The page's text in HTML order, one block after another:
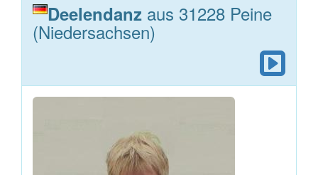
Deelendanz aus 31228 Peine
(Niedersachsen)